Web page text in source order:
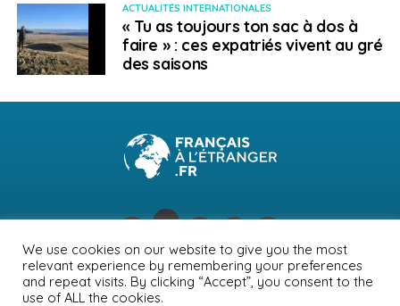
ACTUALITÉS INTERNATIONALES
« Tu as toujours ton sac à dos à
faire » : ces expatriés vivent au gré
des saisons
NEWSLETTER PUBLICITÉ CONTACTS
MENTIONS LÉGALES
POLITIQUE DE CONFIDENTIALITÉ
We use cookies on our website to give you the most
relevant experience by remembering your preferences
and repeat visits. By clicking “Accept”, you consent to the
use of ALL the cookies.